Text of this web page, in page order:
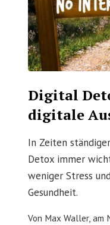
Digital
digitale
In Zeiten
Detox immer
weniger Stress
Gesundheit.
Von Max Waller, am